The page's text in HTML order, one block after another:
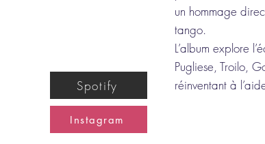
Spotify
un hommage
tango.
L’album explore
Pugliese, Troilo,
réinventant à
Instagram